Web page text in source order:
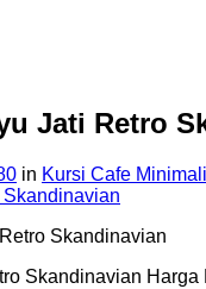
Jati Retro
in Kursi Cafe
Skandinavian
Skandinavian Harga